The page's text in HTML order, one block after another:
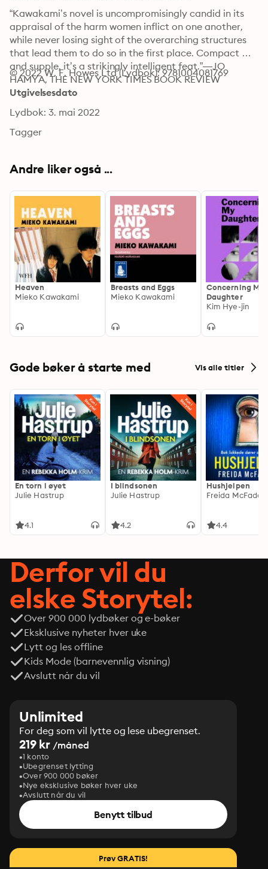
“Kawakami’s novel is uncompromisingly candid in its
appraisal of the harm women inflict on one another,
while never losing sight of the overarching structures
that lead them to do so in the first place. Compact
and supple, it’s a strikingly intelligent feat.”—JO
HAMYA, THE NEW YORK TIMES BOOK REVIEW
© 2022 W. F. Howes Ltd (Lydbok): 9781004081769
Utgivelsesdato
Lydbok: 3. mai 2022
Tagger
Andre liker også ...
Heaven
Mieko Kawakami
Breasts and Eggs
Mieko Kawakami
Concerning My
Daughter
Kim Hye-jin
Gode bøker å starte med Vis alle titler
En torn i øyet
Julie Hastrup
4.1
I blindsonen
Julie Hastrup
4.2
Hushjelpen
Freida
4.4
Derfor vil du
elske Storytel:
Over 900 000 lydbøker og e-bøker
Eksklusive nyheter hver uke
Lytt og les offline
Kids Mode (barnevennlig visning)
Avslutt når du vil
Unlimited
For deg som vil lytte og lese ubegrenset.
219 kr /måned
1 konto
Ubegrenset lytting
Over 900 000 bøker
Nye eksklusive bøker hver uke
Avslutt når du vil
Benytt tilbud
Prøv GRATIS!